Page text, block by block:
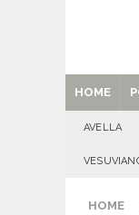
HOME
AVELLA
HOME